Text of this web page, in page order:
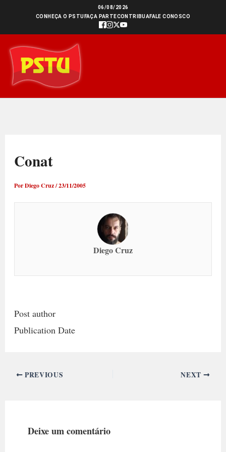
conteúdo
06/08/2026
CONHEÇA O PSTU FAÇA PARTECONTRIBUAFALE CONOSCO
Conat
PorDiego Cruz/23/11/2005
Diego Cruz
Post author
Publication Date
PREVIOUS NEXT
Deixe um comentário